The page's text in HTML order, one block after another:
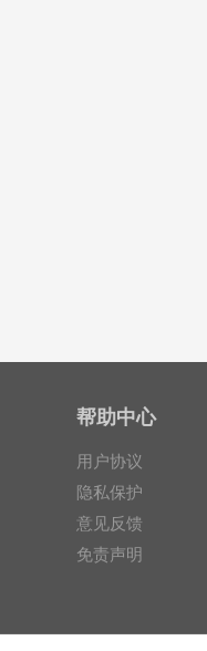
帮助中心
用户协议
隐私保护
意见反馈
免责声明